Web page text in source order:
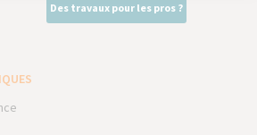
Des travaux pour les pros ?